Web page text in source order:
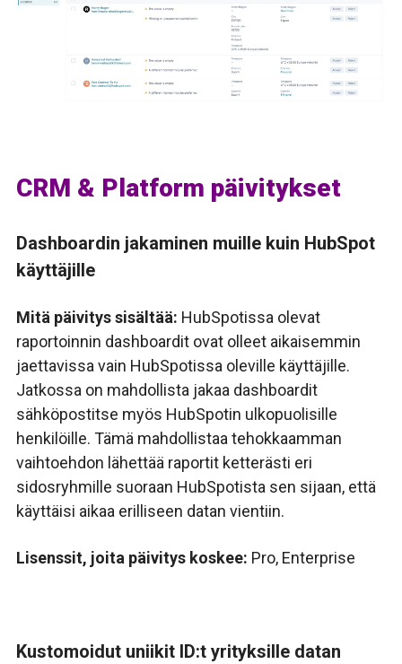
CRM & Platform päivitykset
Dashboardin jakaminen muille kuin HubSpot
käyttäjille
Mitä päivitys sisältää: HubSpotissa olevat
raportoinnin dashboardit ovat olleet aikaisemmin
jaettavissa vain HubSpotissa oleville käyttäjille.
Jatkossa on mahdollista jakaa dashboardit
sähköpostitse myös HubSpotin ulkopuolisille
henkilöille. Tämä mahdollistaatehokkaamman
vaihtoehdon lähettää raportit ketterästi eri
sidosryhmille suoraan HubSpotista sen sijaan, että
käyttäisi aikaa erilliseen datan vientiin.
Lisenssit, joita päivitys koskee: Pro, Enterprise
Kustomoidut uniikit ID:t yrityksille datan